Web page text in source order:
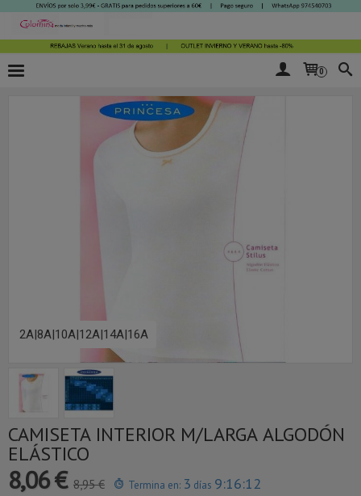
0
2A|8A|10A|12A|14A|16A
CAMISETA INTERIOR M/LARGA ALGODÓN
ELÁSTICO
8,06 € 8,95 € Termina en: 3 días 9:16:11